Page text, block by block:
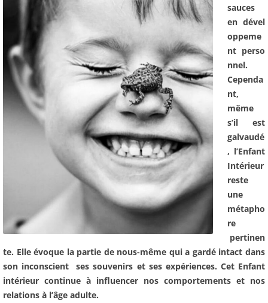
sauces
en dével
oppeme
nt perso
nnel.
Cependa
nt,
même
s’il est
galvaudé
, l’Enfant
Intérieur
reste
une
métapho
re
pertinen
te. Elle évoque la partie de nous-même qui a gardé intact dans
son inconscient ses souvenirs et ses expériences. Cet Enfant
intérieur continue à influencer nos comportements et nos
relations à l’âge adulte.